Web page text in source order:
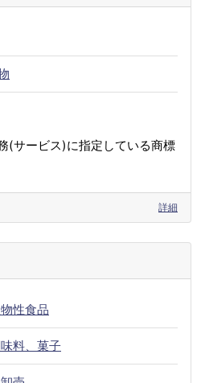
(サービス)に指定している商標
詳細
性食品
料、菓子